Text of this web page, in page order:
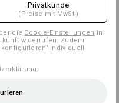
Privatkunde
(Preise mit MwSt.)
die Cookie-Einstellungen in
widerrufen. Zudem
individuell
.